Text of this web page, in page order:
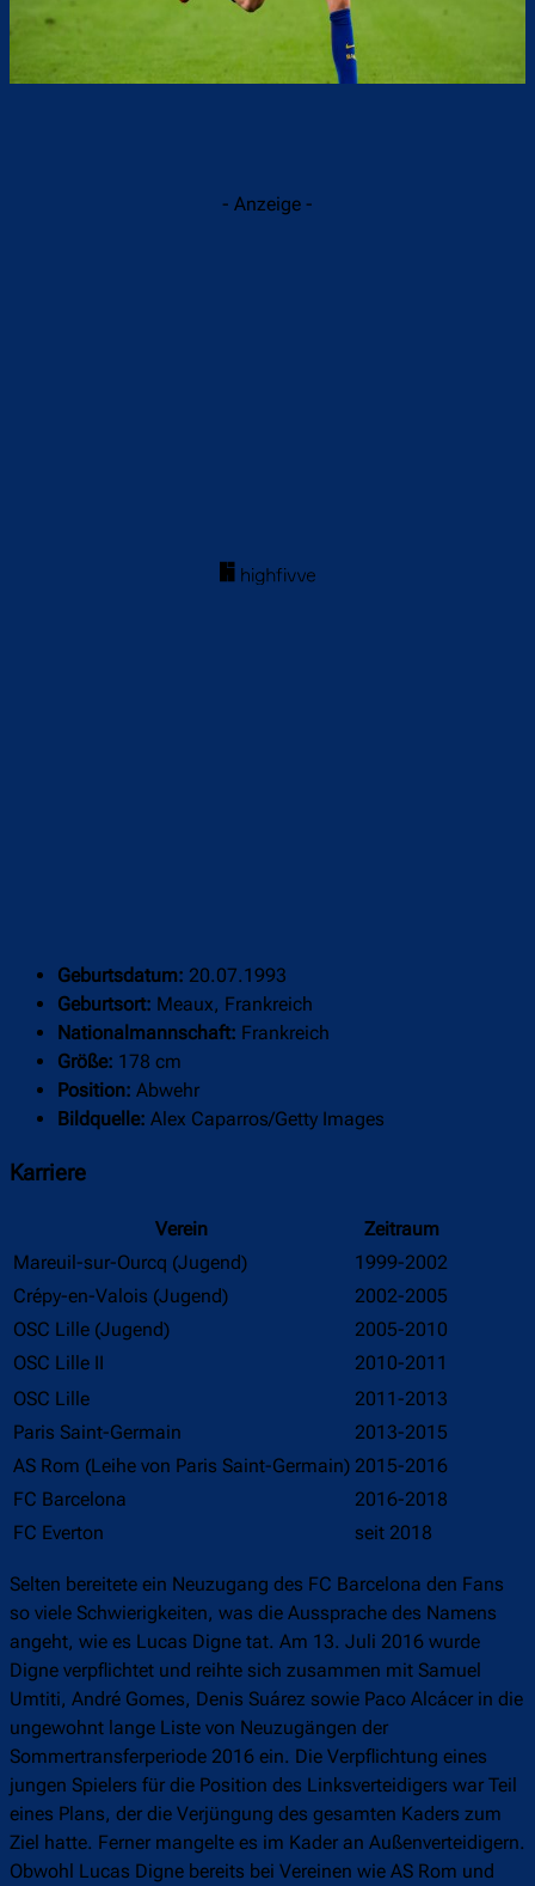
- Anzeige -
Geburtsdatum: 20.07.1993
Geburtsort: Meaux, Frankreich
Nationalmannschaft: Frankreich
Größe: 178 cm
Position: Abwehr
Bildquelle: Alex Caparros/Getty Images
Karriere
Verein
Zeitraum
Mareuil-sur-Ourcq (Jugend)
1999-2002
Crépy-en-Valois (Jugend)
2002-2005
OSC Lille (Jugend)
2005-2010
OSC Lille II
2010-2011
OSC Lille
2011-2013
Paris Saint-Germain
2013-2015
AS Rom (Leihe von Paris Saint-Germain) 2015-2016
FC Barcelona
2016-2018
FC Everton
seit 2018
Selten bereitete ein Neuzugang des FC Barcelona den Fans
so viele Schwierigkeiten, was die Aussprache des Namens
angeht, wie es Lucas Digne tat. Am 13. Juli 2016 wurde
Digne verpflichtet und reihte sich zusammen mit Samuel
Umtiti, André Gomes, Denis Suárez sowie Paco Alcácer in die
ungewohnt lange Liste von Neuzugängen der
Sommertransferperiode 2016 ein. Die Verpflichtung eines
jungen Spielers für die Position des Linksverteidigers war Teil
eines Plans, der die Verjüngung des gesamten Kaders zum
Ziel hatte. Ferner mangelte es im Kader an Außenverteidigern.
Obwohl Lucas Digne bereits bei Vereinen wie AS Rom und